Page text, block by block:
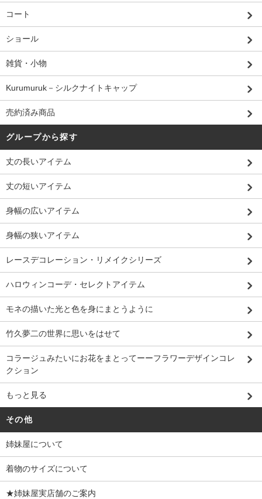
コート
ショール
雑貨・小物
Kurumuruk－シルクナイトキャップ
売約済み商品
グループから探す
丈の長いアイテム
丈の短いアイテム
身幅の広いアイテム
身幅の狭いアイテム
レースデコレーション・リメイクシリーズ
ハロウィンコーデ・セレクトアイテム
モネの描いた光と色を身にまとうように
竹久夢二の世界に思いをはせて
コラージュみたいにお花をまとってーーフラワーデザインコレ
クション
もっと見る
その他
姉妹屋について
着物のサイズについて
★姉妹屋実店舗のご案内